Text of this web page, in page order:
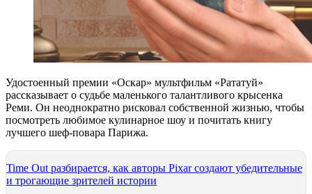
Удостоенный премии «Оскар» мультфильм «Рататуй»
рассказывает о судьбе маленького талантливого крысенка
Реми. Он неоднократно рисковал собственной жизнью, чтобы
посмотреть любимое кулинарное шоу и почитать книгу
лучшего шеф-повара Парижа.
Time Out разбирается, как авторы Pixar создают убедительные
и трогающие зрителей истории